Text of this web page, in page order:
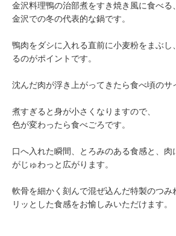
金沢料理鴨の治部煮をすき焼き風に食べる
金沢での冬の代表的な鍋です。
鴨肉をダシに入れる直前に小麦粉をまぶし
るのがポイントです。
沈んだ肉が浮き上がってきたら食べ頃のサ
煮すぎると身が小さくなりますので、
色が変わったら食べごろです。
口へ入れた瞬間、とろみのある食感と、
がじゅわっと広がります。
軟骨を細かく刻んで混ぜ込んだ特製のつみ
リッとした食感をお愉しみいただけます。